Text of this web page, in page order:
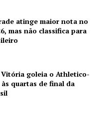
atinge maior nota no
mas não classifica para
goleia o Athletico-
às quartas de final da